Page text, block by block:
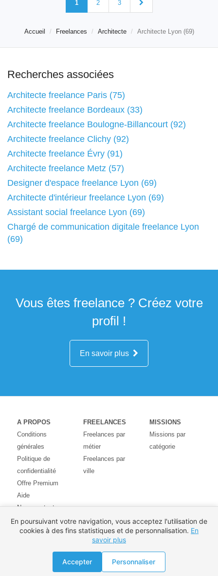
1 2 3
Accueil Freelances Architecte Architecte Lyon (69)
Recherches associées
Architecte freelance Paris (75)
Architecte freelance Bordeaux (33)
Architecte freelance Boulogne-Billancourt (92)
Architecte freelance Clichy (92)
Architecte freelance Évry (91)
Architecte freelance Metz (57)
Designer d'espace freelance Lyon (69)
Architecte d'intérieur freelance Lyon (69)
Assistant social freelance Lyon (69)
Chargé de communication digitale freelance Lyon
(69)
Vous êtes freelance ? Créez votre
profil !
En savoir plus
A PROPOS
Conditions
générales
Politique de
confidentialité
Offre Premium
Aide
Nous contacter
Avis des
utilisateurs
FREELANCES
Freelances par
métier
Freelances par
ville
MISSIONS
Missions par
catégorie
En poursuivant votre navigation, vous acceptez l'utilisation de
cookies à des fins statistiques et de personnalisation. En
savoir plus
Accepter Personnaliser